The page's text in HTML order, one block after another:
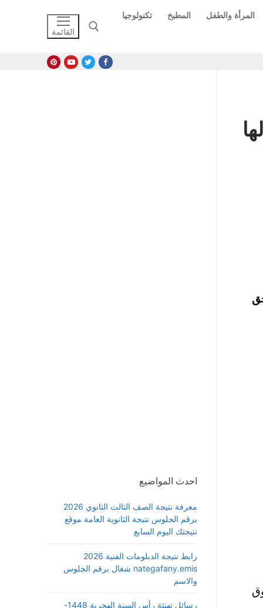
المرأة والطفل المطبخ تكنولوجيا
القائمة
حق
حقوق
احدث المواضيع
معرفة نتيجة الصف الثالث الثانوي 2026
برقم الجلوس نتيجة الثانوية العامة موقع
نتيجتك اليوم السابع
رابط نتيجة الدبلومات الفنية 2026
nategafany.emis شغال برقم الجلوس
والاسم
رسائل تهنئة رأس السنة الهجرية 1448-